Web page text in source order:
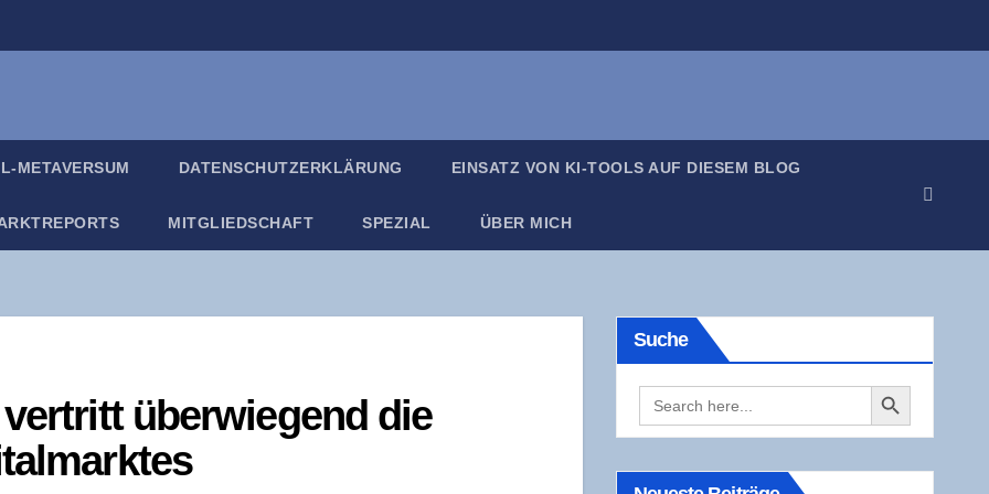
META­VER­SUM DATEN­SCHUTZ­ER­KLÄ­RUNG EIN­SATZ VON KI-TOOLS AUF DIE­SEM BLOG
MIT­GLIED­SCHAFT SPE­ZI­AL ÜBER MICH
über­wie­gend die
Suche
Search
for:
Search Button